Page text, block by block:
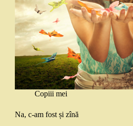
Copiii mei
Na, c-am fost și zînă